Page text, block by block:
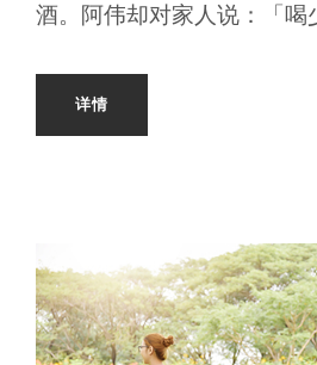
酒。阿伟却对家人说：「喝
详情